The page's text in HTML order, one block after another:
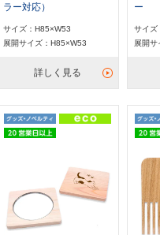
ラー対応）
サイズ：H85×W53
展開サイズ：H85×W53
詳しく見る
ー
サイズ
展開